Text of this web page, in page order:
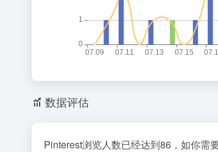
数据评估
Pinterest浏览人数已经达到86，如你需